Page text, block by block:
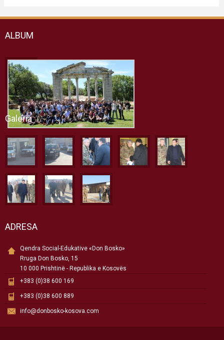
ALBUM
Galeria
ADRESA
Qendra Social-Edukative «Don Bosko»
Rruga Don Bosko, 15
10 000 Prishtinë - Republika e Kosovës
+383 (0)38 600 169
+383 (0)38 600 889
info@donbosko-kosova.com